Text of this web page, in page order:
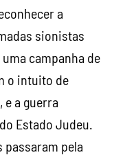
a
sionistas
campanha de
o intuito de
e a guerra
Estado Judeu.
passaram pela